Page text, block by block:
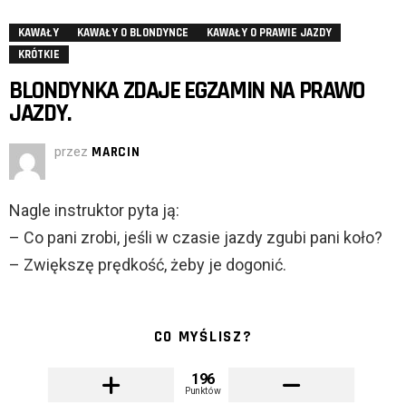
KAWAŁY KAWAŁY O BLONDYNCE
KAWAŁY O PRAWIE JAZDY
KRÓTKIE
BLONDYNKA ZDAJE EGZAMIN NA PRAWO
JAZDY.
przez MARCIN
Nagle instruktor pyta ją:
– Co pani zrobi, jeśli w czasie jazdy zgubi pani koło?
– Zwiększę prędkość, żeby je dogonić.
CO MYŚLISZ?
196
Punktów